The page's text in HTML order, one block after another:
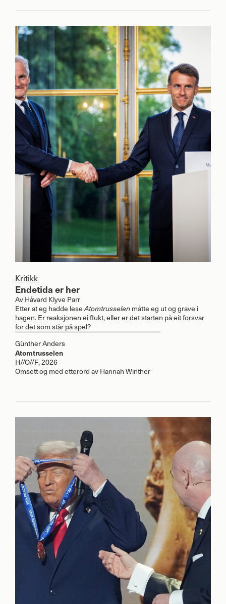
Kritikk
Endetida er her
AvHåvard Klyve Parr
Etter at eg hadde leseAtomtrusselen måtte eg ut og grave i
hagen. Er reaksjonen ei flukt, eller er det starten på eit forsvar
for det som står på spel?
Günther Anders
Atomtrusselen
H//O//F, 2026
Omsett og med etterord av Hannah Winther